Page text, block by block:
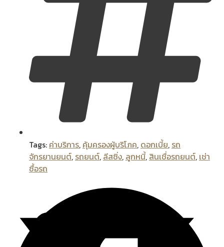
Tags: ค่าบริการ, คุ้มครองผู้บริโภค, ดอกเบี้ย, รถ
จักรยานยนต์, รถยนต์, ลีสซิ่ง, ลูกหนี้, สินเชื่อรถยนต์, เช่า
ซื้อรถ